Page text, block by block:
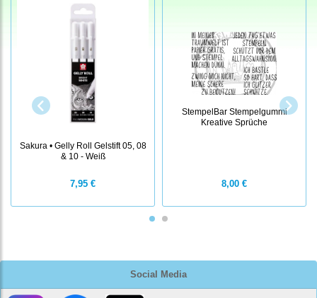
Social Media
Sakura • Gelly Roll Gelstift 05, 08
& 10 - Weiß
7,95 €
StempelBar Stempelgummi
Kreative Sprüche
8,00 €